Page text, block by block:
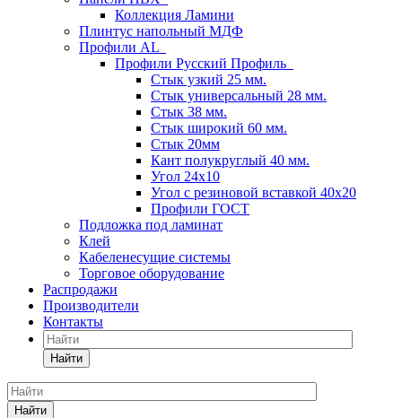
Коллекция Ламини
Плинтус напольный МДФ
Профили AL
Профили Русский Профиль
Стык узкий 25 мм.
Стык универсальный 28 мм.
Стык 38 мм.
Стык широкий 60 мм.
Стык 20мм
Кант полукруглый 40 мм.
Угол 24х10
Угол с резиновой вставкой 40х20
Профили ГОСТ
Подложка под ламинат
Клей
Кабеленесущие системы
Торговое оборудование
Распродажи
Производители
Контакты
Найти
Найти